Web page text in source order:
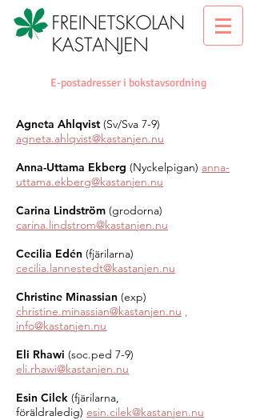
E-postadresser i bokstavsordning
Agneta Ahlqvist (Sv/Sva 7-9)
agneta.ahlqvist@kastanjen.nu
Anna-Uttama Ekberg (Nyckelpigan) anna-
uttama.ekberg@kastanjen.nu
Carina Lindström (grodorna)
carina.lindstrom@kastanjen.nu
Cecilia Edén (fjärilarna)
cecilia.lannestedt@kastanjen.nu
Christine Minassian (exp)
christine.minassian@kastanjen.nu ,
info@kastanjen.nu
Eli Rhawi (soc.ped 7-9)
eli.rhawi@kastanjen.nu
Esin Cilek (fjärilarna,
föräldraledig) esin.cilek@kastanjen.nu